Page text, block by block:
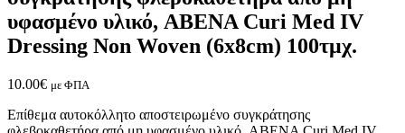
υφασμένο υλικό, ABENA Curi Med IV
Dressing Non Woven (6x8cm) 100τμχ.
10.00€ με ΦΠΑ
Επίθεμα αυτοκόλλητο αποστειρωμένο συγκράτησης